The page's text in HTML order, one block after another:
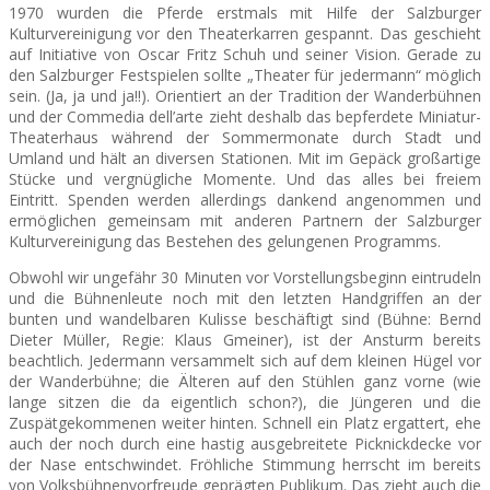
1970 wurden die Pferde erstmals mit Hilfe der Salzburger
Kulturvereinigung vor den Theaterkarren gespannt. Das geschieht
auf Initiative von Oscar Fritz Schuh und seiner Vision. Gerade zu
den Salzburger Festspielen sollte „Theater für jedermann“ möglich
sein. (Ja, ja und ja!!). Orientiert an der Tradition der Wanderbühnen
und der Commedia dell’arte zieht deshalb das bepferdete Miniatur-
Theaterhaus während der Sommermonate durch Stadt und
Umland und hält an diversen Stationen. Mit im Gepäck großartige
Stücke und vergnügliche Momente. Und das alles bei freiem
Eintritt. Spenden werden allerdings dankend angenommen und
ermöglichen gemeinsam mit anderen Partnern der Salzburger
Kulturvereinigung das Bestehen des gelungenen Programms.
Obwohl wir ungefähr 30 Minuten vor Vorstellungsbeginn eintrudeln
und die Bühnenleute noch mit den letzten Handgriffen an der
bunten und wandelbaren Kulisse beschäftigt sind (Bühne: Bernd
Dieter Müller, Regie: Klaus Gmeiner), ist der Ansturm bereits
beachtlich. Jedermann versammelt sich auf dem kleinen Hügel vor
der Wanderbühne; die Älteren auf den Stühlen ganz vorne (wie
lange sitzen die da eigentlich schon?), die Jüngeren und die
Zuspätgekommenen weiter hinten. Schnell ein Platz ergattert, ehe
auch der noch durch eine hastig ausgebreitete Picknickdecke vor
der Nase entschwindet. Fröhliche Stimmung herrscht im bereits
von Volksbühnenvorfreude geprägten Publikum. Das zieht auch die